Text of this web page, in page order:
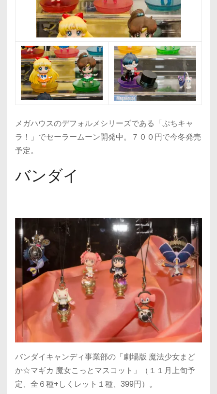
メガハウスのデフォルメシリーズである「ぷちキャ
ラ！」でセーラームーン開発中。７００円で今冬発売
予定。
バンダイ
バンダイキャンディ事業部の「劇場版 魔法少女まど
か☆マギカ 魔女こっとマスコット」（１１月上旬予
定、全６種+しくレット１種、399円）。